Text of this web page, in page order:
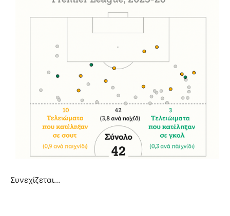
Συνεχίζεται…